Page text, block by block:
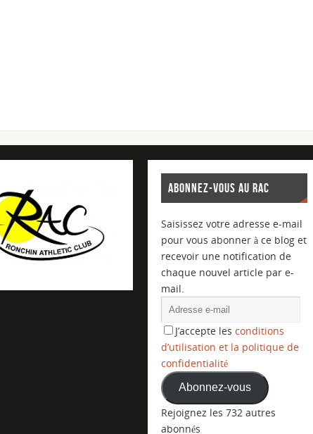
ABONNEZ-VOUS AU RAC
Saisissez votre adresse e-mail
pour vous abonner à ce blog et
recevoir une notification de
chaque nouvel article par e-
mail.
J’accepte les conditions
d’utilisation et la politique de
confidentialité
Abonnez-vous
Rejoignez les 732 autres
abonnés